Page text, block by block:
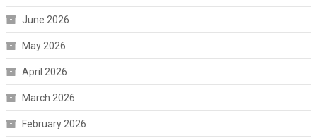
June 2026
May 2026
April 2026
March 2026
February 2026